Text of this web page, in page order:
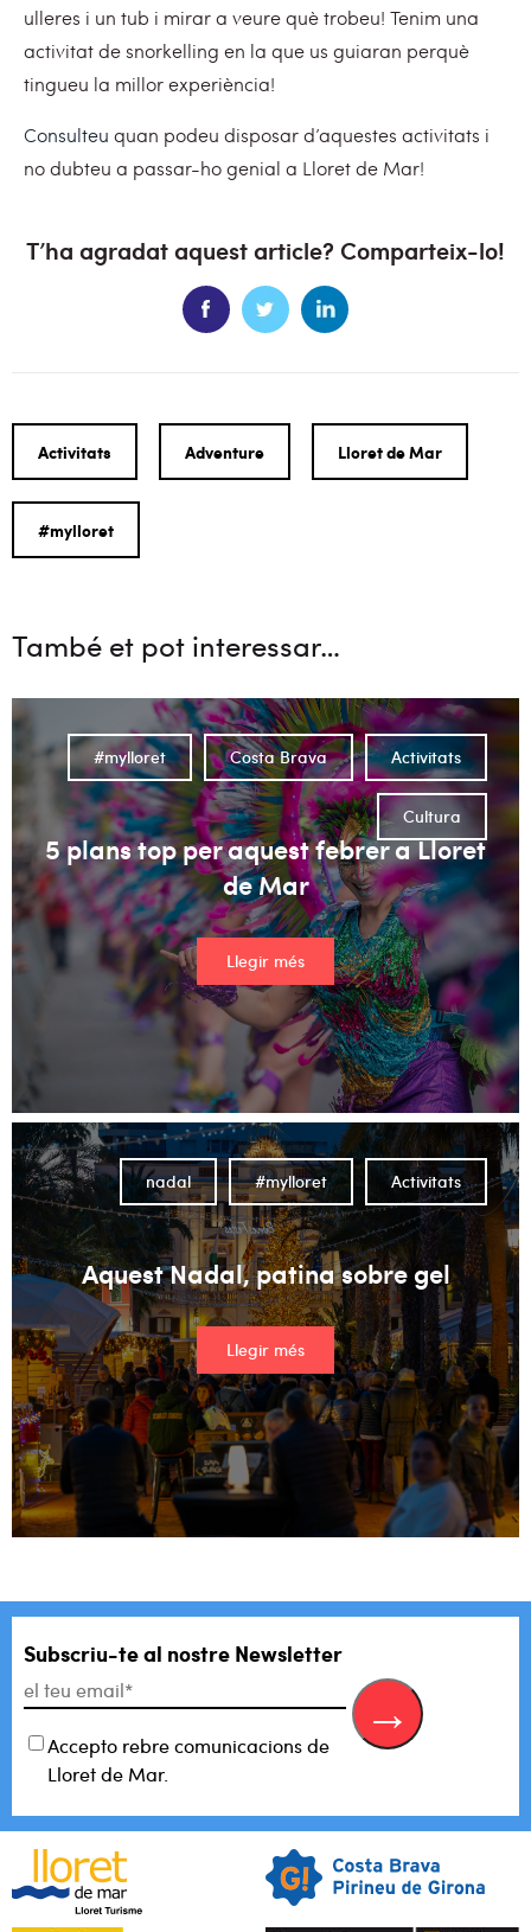
ulleres i un tub i mirar a veure què trobeu! Tenim una
activitat de snorkelling en la que us guiaran perquè
tingueu la millor experiència!
Consulteu quan podeu disposar d’aquestes activitats i
no dubteu a passar-ho genial a Lloret de Mar!
T’ha agradat aquest article? Comparteix-lo!
Activitats Adventure Lloret de Mar
#mylloret
També et pot interessar…
5 plans top per aquest febrer a Lloret
de Mar
Llegir més
Activitats
Costa Brava
#mylloret
Cultura
Aquest Nadal, patina sobre gel
Llegir més
Activitats
#mylloret
nadal
Subscriu-te al nostre Newsletter
Accepto rebre comunicacions de
Lloret de Mar.